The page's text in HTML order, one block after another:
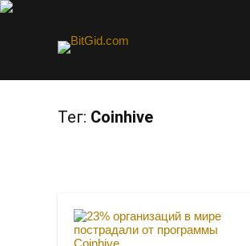
Тег: Coinhive